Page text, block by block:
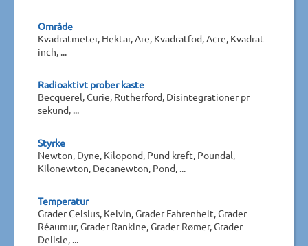
Område
Kvadratmeter, Hektar, Are, Kvadratfod, Acre, Kvadrat
inch, ...
Radioaktivt prober kaste
Becquerel, Curie, Rutherford, Disintegrationer pr
sekund, ...
Styrke
Newton, Dyne, Kilopond, Pund kreft, Poundal,
Kilonewton, Decanewton, Pond, ...
Temperatur
Grader Celsius, Kelvin, Grader Fahrenheit, Grader
Réaumur, Grader Rankine, Grader Rømer, Grader
Delisle, ...